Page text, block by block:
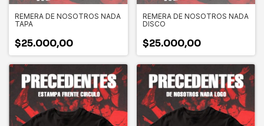
REMERA DE NOSOTROS NADA
TAPA
$25.000,00
REMERA DE NOSOTROS NADA
DISCO
$25.000,00